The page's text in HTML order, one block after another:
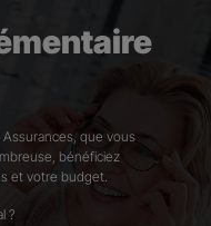
Assurances, que vous
bénéficiez
et votre budget.​
?